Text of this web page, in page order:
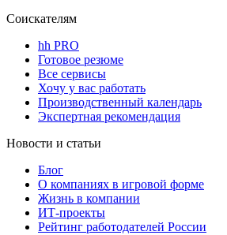
Соискателям
hh PRO
Готовое резюме
Все сервисы
Хочу у вас работать
Производственный календарь
Экспертная рекомендация
Новости и статьи
Блог
О компаниях в игровой форме
Жизнь в компании
ИТ-проекты
Рейтинг работодателей России